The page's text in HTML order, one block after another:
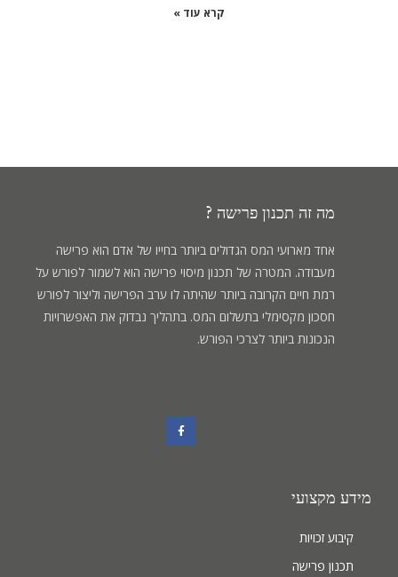
קרא עוד »
מה זה תכנון פרישה ?
אחד מארועי המס הגדולים ביותר בחייו של אדם הוא פרישה
מעבודה. המטרה של תכנון מיסוי פרישה הוא לשמור לפורש על
רמת חיים הקרובה ביותר שהיתה לו ערב הפרישה וליצור לפורש
חסכון מקסימלי בתשלום המס. בתהליך נבדוק את האפשרויות
הנכונות ביותר לצרכי הפורש.
מידע מקצועי
קיבוע זכויות
תכנון פרישה